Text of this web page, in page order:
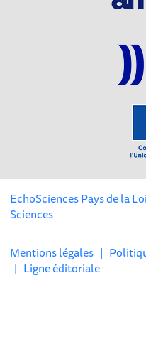
EchoSciences Pays de la
Sciences
Mentions légales |
| Ligne éditoriale